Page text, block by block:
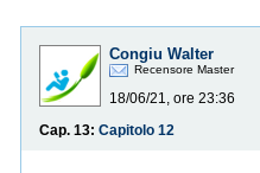
Congiu Walter
Recensore Master
18/06/21, ore 23:36
Cap. 13: Capitolo 12